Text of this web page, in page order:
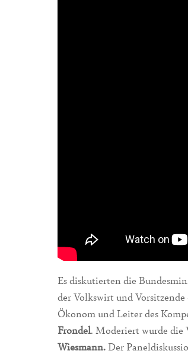
Es diskutierten die
der Volkswirt und
Ökonom und Leiter des
Frondel. Moderiert wurde die
Wiesmann. Der